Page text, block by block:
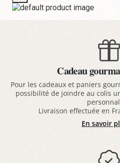
Cadeau
Pour les cadeaux et paniers
possibilité de joindre au colis
Livraison effectuée en
En savoir